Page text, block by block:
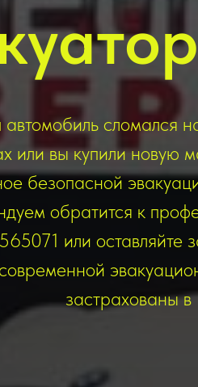
автомобиль
или вы купили новую
безопасной
обратится к
или оставляйте